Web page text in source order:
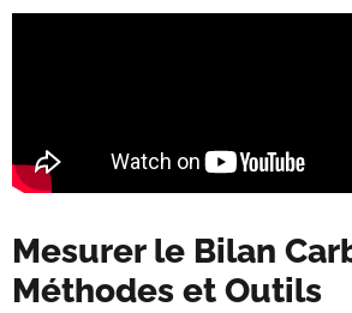
Mesurer le Bilan
Méthodes et Outils